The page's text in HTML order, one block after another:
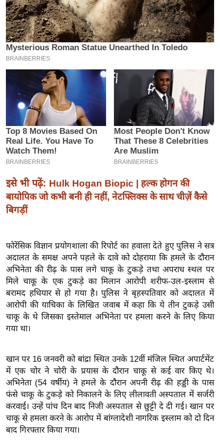
L
2
0
2
6
इ
-
पे
प
र
मि
सा
ल
मि
सा
ल
श
ख्सि
य
त
इं
डि
या
सा
हि
त्य
इसे भी पढ़ें: Hulk Hogan Biopic | हल्क होगन की
बायोपिक जो कभी बनी ही नहीं, नेटफ्लिक्स के साथ चीज़ें कैसे
बिगड़ीं
फोरेंसिक विज्ञान प्रयोगशाला की रिपोर्ट का हवाला देते हुए पुलिस ने सत्र
अदालत के समक्ष अपने पहले के दावे को दोहराया कि हमले के दौरान
अभिनेता की रीढ़ के पास लगे चाकू के टुकड़े तथा अपराध स्थल पर
मिले चाकू के एक टुकड़े का मिलान आरोपी शरीफ-उल-इस्लाम से
बरामद हथियार से हो गया है। पुलिस ने बृहस्पतिवार को अदालत में
आरोपी की याचिका के लिखित जवाब में कहा कि ये तीन टुकड़े उसी
चाकू के थे जिसका इस्तेमाल अभिनेता पर हमला करने के लिए किया
गया था।
खान पर 16 जनवरी को बांद्रा स्थित उनके 12वीं मंजिल स्थित अपार्टमेंट
में एक चोर ने चोरी के प्रयास के दौरान चाकू से कई वार किए थे।
अभिनेता (54 वर्षीय) ने हमले के दौरान अपनी रीढ़ की हड्डी के पास
फंसे चाकू के टुकड़े को निकालने के लिए लीलावती अस्पताल में सर्जरी
करवाई। उन्हें पांच दिन बाद निजी अस्पताल से छुट्टी दे दी गई। खान पर
चाकू से हमला करने के आरोप में बांग्लादेशी नागरिक इस्लाम को दो दिन
बाद गिरफ्तार किया गया।